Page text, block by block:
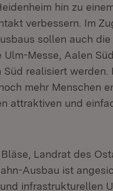
hin zu
verbessern. Im
sollen auch
Messe, Aalen
Süd realisiert werden.
mehr Menschen
attraktiven und
Landrat des
Ausbau ist
infrastrukturellen